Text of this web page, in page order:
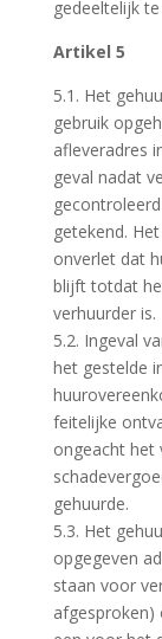
gedeeltelijk
Artikel 5
5.1. Het
gebruik
afleveradres
geval nadat
getekend.
onverlet dat
blijft totdat
verhuurder is.
5.2. Ingeval
het gestelde
feitelijke
ongeacht het
gehuurde.
5.3. Het
opgegeven
staan voor
afgesproken)